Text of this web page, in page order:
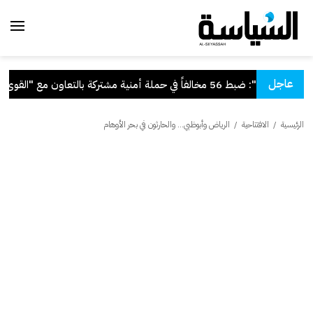
عاجل
"الداخلية": ضبط 56 مخالفاً في حملة أمنية مشتركة بالتعاون مع "القوى العاملة"
الرئيسية / الافتتاحية / الرياض وأبوظبي... والحارثون في بحر الأوهام